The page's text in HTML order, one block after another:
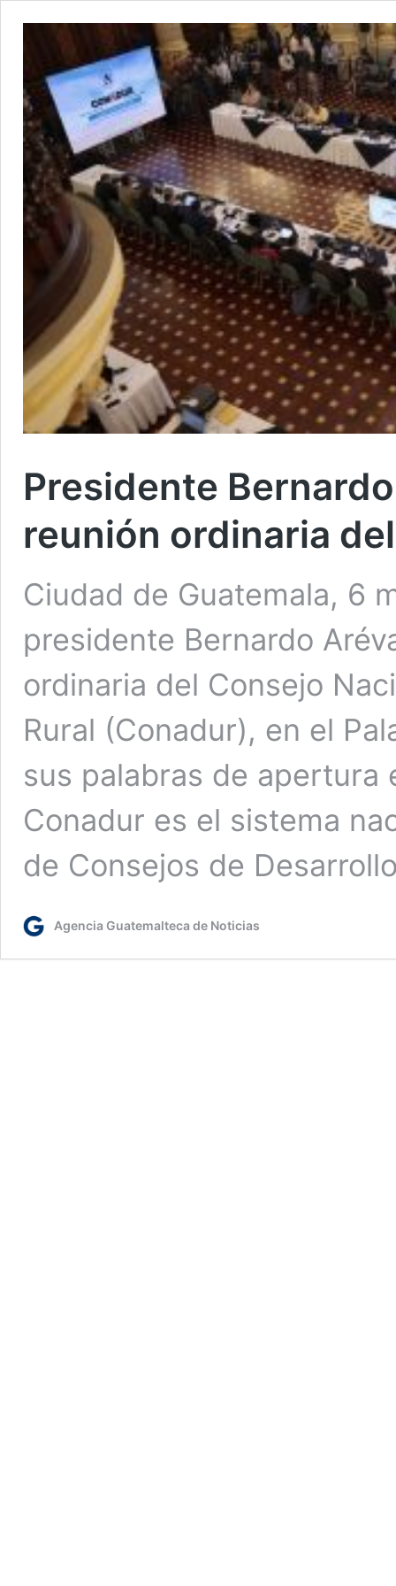
Presidente
reunión ordinaria
Ciudad de Guatemala, 6
presidente Bernardo
ordinaria del Consejo
Rural (Conadur), en el
sus palabras de apertura
Conadur es el sistema
de Consejos de
Agencia Guatemalteca de Noticias